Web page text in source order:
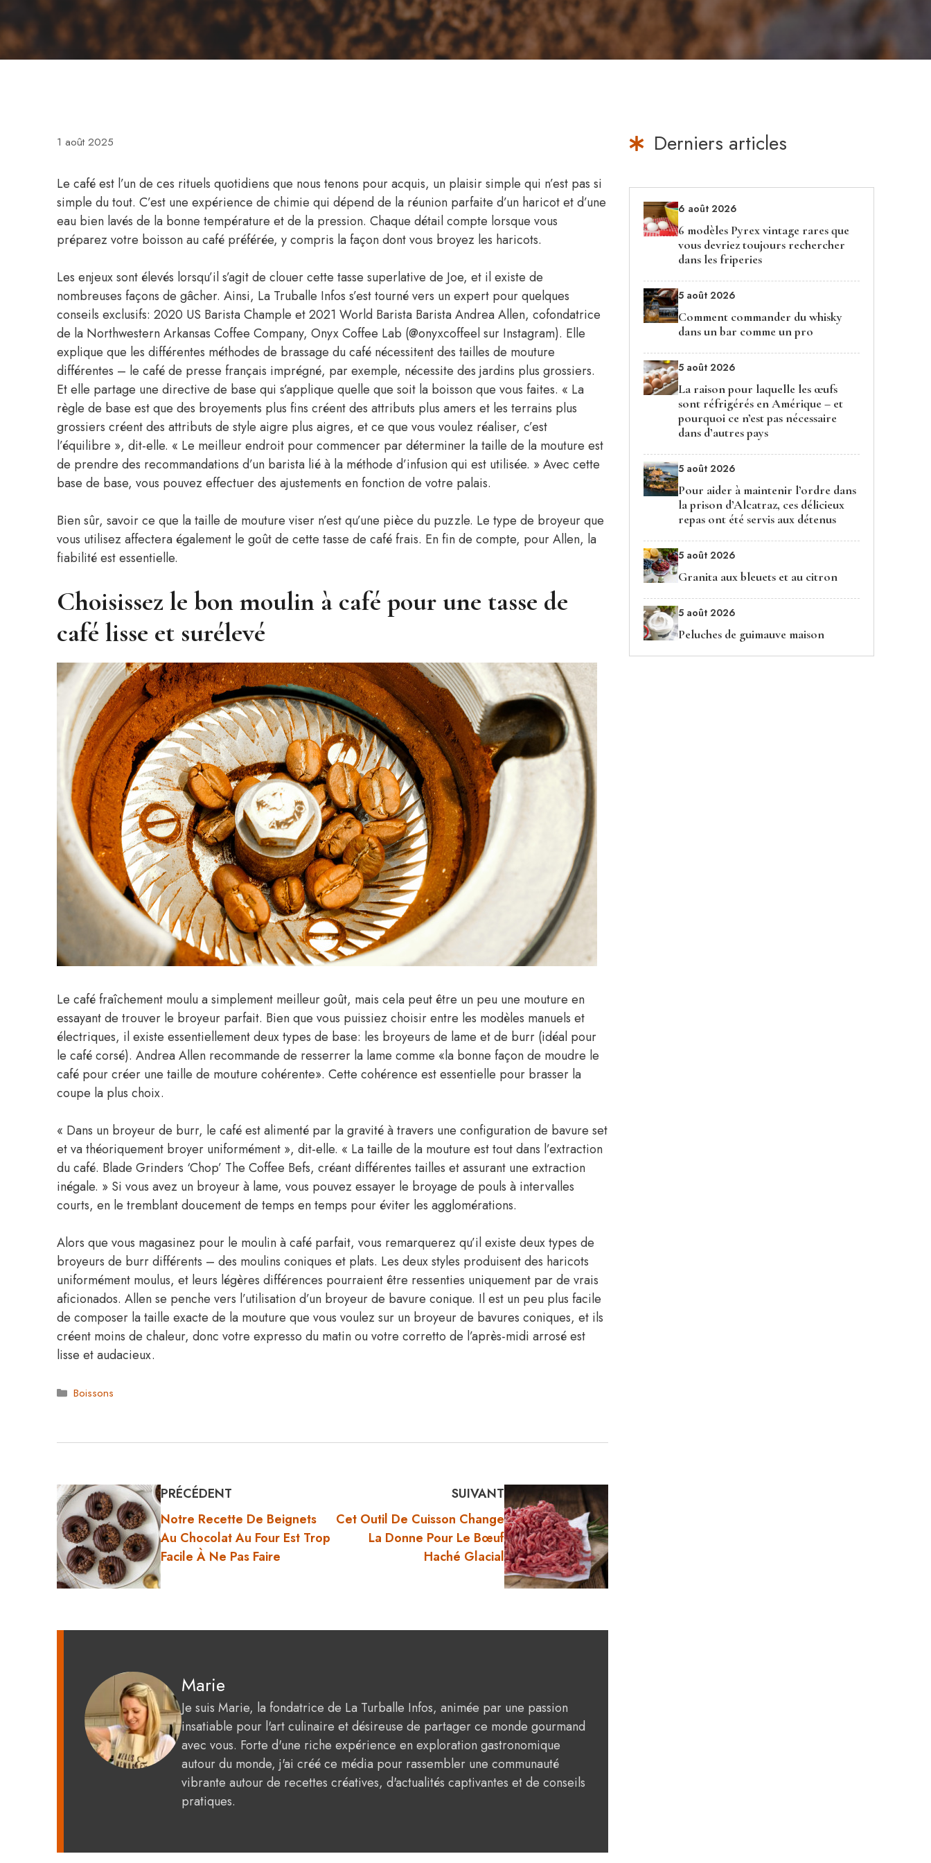
1 août 2025
Le café est l’un de ces rituels quotidiens que nous tenons pour acquis, un plaisir simple qui n’est pas si
simple du tout. C’est une expérience de chimie qui dépend de la réunion parfaite d’un haricot et d’une
eau bien lavés de la bonne température et de la pression. Chaque détail compte lorsque vous
préparez votre boisson au café préférée, y compris la façon dont vous broyez les haricots.
Les enjeux sont élevés lorsqu’il s’agit de clouer cette tasse superlative de Joe, et il existe de
nombreuses façons de gâcher. Ainsi, La Truballe Infos s’est tourné vers un expert pour quelques
conseils exclusifs: 2020 US Barista Chample et 2021 World Barista Barista Andrea Allen, cofondatrice
de la Northwestern Arkansas Coffee Company, Onyx Coffee Lab (@onyxcoffeel sur Instagram). Elle
explique que les différentes méthodes de brassage du café nécessitent des tailles de mouture
différentes – le café de presse français imprégné, par exemple, nécessite des jardins plus grossiers.
Et elle partage une directive de base qui s’applique quelle que soit la boisson que vous faites. « La
règle de base est que des broyements plus fins créent des attributs plus amers et les terrains plus
grossiers créent des attributs de style aigre plus aigres, et ce que vous voulez réaliser, c’est
l’équilibre », dit-elle. « Le meilleur endroit pour commencer par déterminer la taille de la mouture est
de prendre des recommandations d’un barista lié à la méthode d’infusion qui est utilisée. » Avec cette
base de base, vous pouvez effectuer des ajustements en fonction de votre palais.
Bien sûr, savoir ce que la taille de mouture viser n’est qu’une pièce du puzzle. Le type de broyeur que
vous utilisez affectera également le goût de cette tasse de café frais. En fin de compte, pour Allen, la
fiabilité est essentielle.
Choisissez le bon moulin à café pour une tasse de
café lisse et surélevé
Le café fraîchement moulu a simplement meilleur goût, mais cela peut être un peu une mouture en
essayant de trouver le broyeur parfait. Bien que vous puissiez choisir entre les modèles manuels et
électriques, il existe essentiellement deux types de base: les broyeurs de lame et de burr (idéal pour
le café corsé). Andrea Allen recommande de resserrer la lame comme «la bonne façon de moudre le
café pour créer une taille de mouture cohérente». Cette cohérence est essentielle pour brasser la
coupe la plus choix.
« Dans un broyeur de burr, le café est alimenté par la gravité à travers une configuration de bavure set
et va théoriquement broyer uniformément », dit-elle. « La taille de la mouture est tout dans l’extraction
du café. Blade Grinders ‘Chop’ The Coffee Befs, créant différentes tailles et assurant une extraction
inégale. » Si vous avez un broyeur à lame, vous pouvez essayer le broyage de pouls à intervalles
courts, en le tremblant doucement de temps en temps pour éviter les agglomérations.
Alors que vous magasinez pour le moulin à café parfait, vous remarquerez qu’il existe deux types de
broyeurs de burr différents – des moulins coniques et plats. Les deux styles produisent des haricots
uniformément moulus, et leurs légères différences pourraient être ressenties uniquement par de vrais
aficionados. Allen se penche vers l’utilisation d’un broyeur de bavure conique. Il est un peu plus facile
de composer la taille exacte de la mouture que vous voulez sur un broyeur de bavures coniques, et ils
créent moins de chaleur, donc votre expresso du matin ou votre corretto de l’après-midi arrosé est
lisse et audacieux.
Catégories
Boissons
PRÉCÉDENT
Notre Recette De Beignets
Au Chocolat Au Four Est Trop
Facile À Ne Pas Faire
SUIVANT
Cet Outil De Cuisson Change
La Donne Pour Le Bœuf
Haché Glacial
Marie
Je suis Marie, la fondatrice de La Turballe Infos, animée par une passion
insatiable pour l'art culinaire et désireuse de partager ce monde gourmand
avec vous. Forte d'une riche expérience en exploration gastronomique
autour du monde, j'ai créé ce média pour rassembler une communauté
vibrante autour de recettes créatives, d'actualités captivantes et de conseils
pratiques.
Derniers articles
6 août 2026
6 modèles Pyrex vintage rares que
vous devriez toujours rechercher
dans les friperies
5 août 2026
Comment commander du whisky
dans un bar comme un pro
5 août 2026
La raison pour laquelle les œufs
sont réfrigérés en Amérique – et
pourquoi ce n’est pas nécessaire
dans d’autres pays
5 août 2026
Pour aider à maintenir l’ordre dans
la prison d’Alcatraz, ces délicieux
repas ont été servis aux détenus
5 août 2026
Granita aux bleuets et au citron
5 août 2026
Peluches de guimauve maison